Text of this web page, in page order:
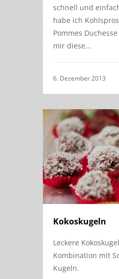
schnell und
habe ich
Pommes
mir diese…
6. Dezember 2013
Kokoskugeln
Leckere
Kombination mit
Kugeln.